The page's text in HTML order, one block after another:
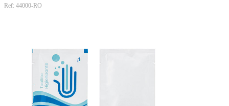
Ref: 44000-RO